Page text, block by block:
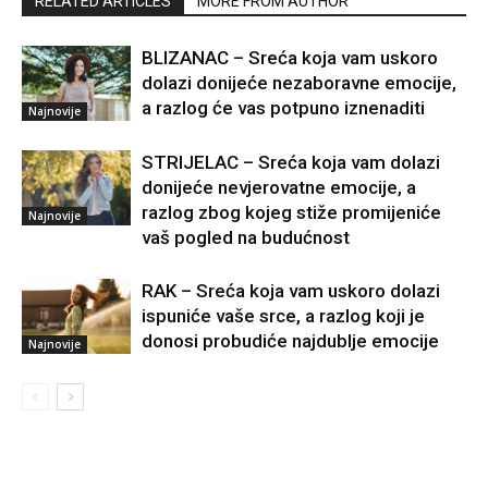
Najnovije
BLIZANAC – Sreća koja vam uskoro
dolazi donijeće nezaboravne emocije,
a razlog će vas potpuno iznenaditi
Najnovije
STRIJELAC – Sreća koja vam dolazi
donijeće nevjerovatne emocije, a
razlog zbog kojeg stiže promijeniće
vaš pogled na budućnost
Najnovije
RAK – Sreća koja vam uskoro dolazi
ispuniće vaše srce, a razlog koji je
donosi probudiće najdublje emocije